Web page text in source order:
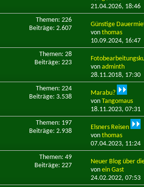
21.04.2026, 18:46
Themen: 226
Beiträge: 2.607
Günstige
vonthomas
10.09.2024, 16:47
Themen: 28
Beiträge: 223
vonadminth
28.11.2018, 17:30
Themen: 224
Beiträge: 3.538
Marabu?
vonTangomaus
18.11.2023,07:31
Themen: 197
Beiträge: 2.938
Elsners Reisen
vonthomas
07.04.2023, 11:24
Themen: 49
Beiträge: 227
Neuer Blog über
vonein Gast
24.02.2022,07:53